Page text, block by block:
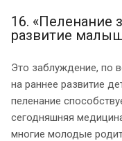
16. «Пеленание
развитие
Это заблуждение, по
на раннее развитие
пеленание
сегодняшняя
многие молодые